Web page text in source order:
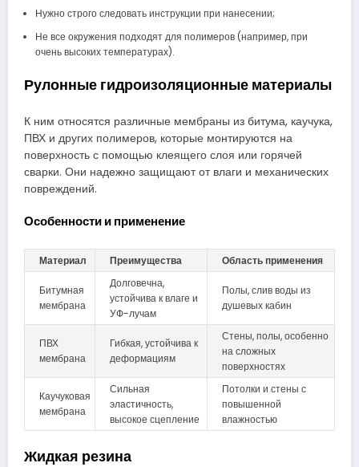
Нужно строго следовать инструкции при нанесении;
Не все окружения подходят для полимеров (например, при
очень высоких температурах).
Рулонные гидроизоляционные материалы
К ним относятся различные мембраны из битума, каучука,
ПВХ и других полимеров, которые монтируются на
поверхность с помощью клеящего слоя или горячей
сварки. Они надежно защищают от влаги и механических
повреждений.
Особенности и применение
Материал Преимущества Область применения
Битумная
мембрана
Долговечна,
устойчива к влаге и
УФ-лучам
Полы, слив воды из
душевых кабин
ПВХ
мембрана
Гибкая, устойчива к
деформациям
Стены, полы, особенно
на сложных
поверхностях
Каучуковая
мембрана
Сильная
эластичность,
высокое сцепление
Потолки и стены с
повышенной
влажностью
Жидкая резина